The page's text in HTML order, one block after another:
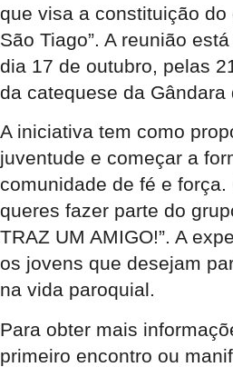
que visa a constituição do
São Tiago”. A reunião
dia 17 de outubro, pelas
da catequese da Gândara
A iniciativa tem como
juventude e começar a
comunidade de fé e força.
queres fazer parte do
TRAZ UM AMIGO!”. A
os jovens que desejam
na vida paroquial.
Para obter mais
primeiro encontro ou